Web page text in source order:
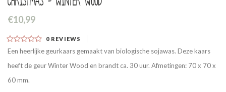
€10,99
0 REVIEWS
Een heerlijke geurkaars gemaakt van biologische sojawas. Deze kaars
heeft de geur Winter Wood en brandt ca. 30 uur. Afmetingen: 70 x 70 x
60 mm.